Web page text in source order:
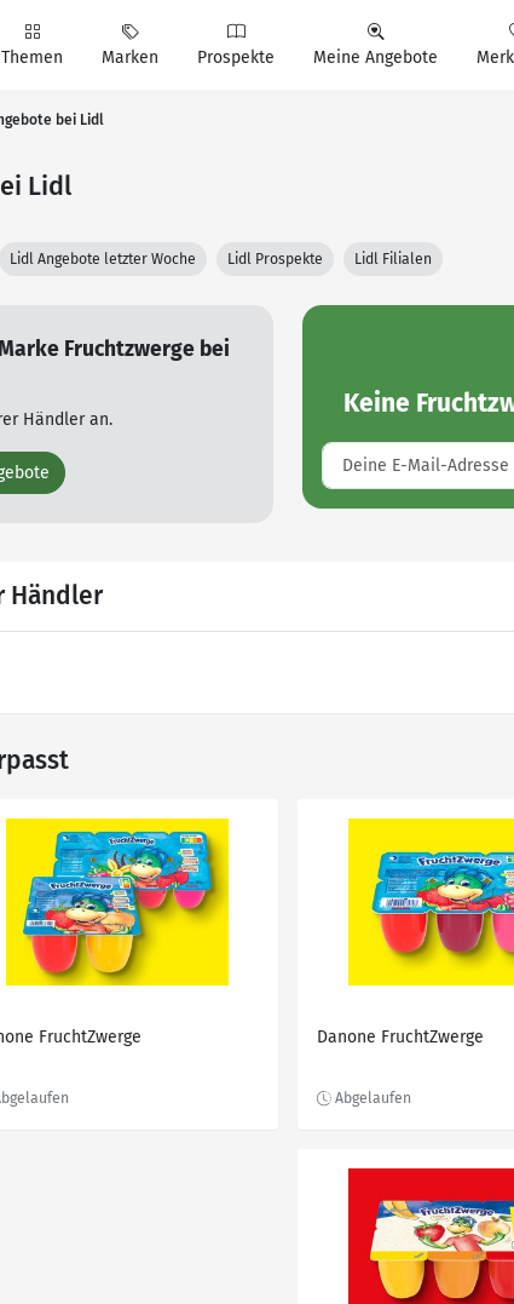
Themen Marken Prospekte Meine Angebote
bei Lidl
Lidl
Lidl Angebote letzter Woche Lidl Prospekte Lidl Filialen
Fruchtzwerge bei
Händler an.
Keine
Händler
FruchtZwerge Danone FruchtZwerge